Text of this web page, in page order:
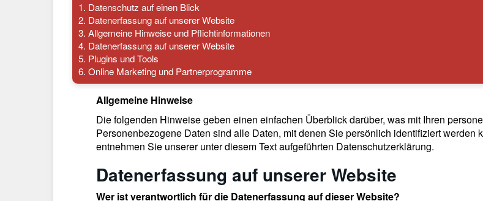
1. Datenschutz auf einen Blick
2. Datenerfassung auf unserer Website
3. Allgemeine Hinweise und Pflichtinformationen
4. Datenerfassung auf unserer Website
5. Plugins und Tools
6. Online Marketing und Partnerprogramme
Allgemeine Hinweise
Die folgenden Hinweise geben einen einfachen Überblick darüber, was mit Ihren
Personenbezogene Daten sind alle Daten, mit denen Sie persönlich identifiziert
entnehmen Sie unserer unter diesem Text aufgeführten Datenschutzerklärung.
Datenerfassung auf unserer Website
Wer ist verantwortlich für die Datenerfassung auf dieser Website?